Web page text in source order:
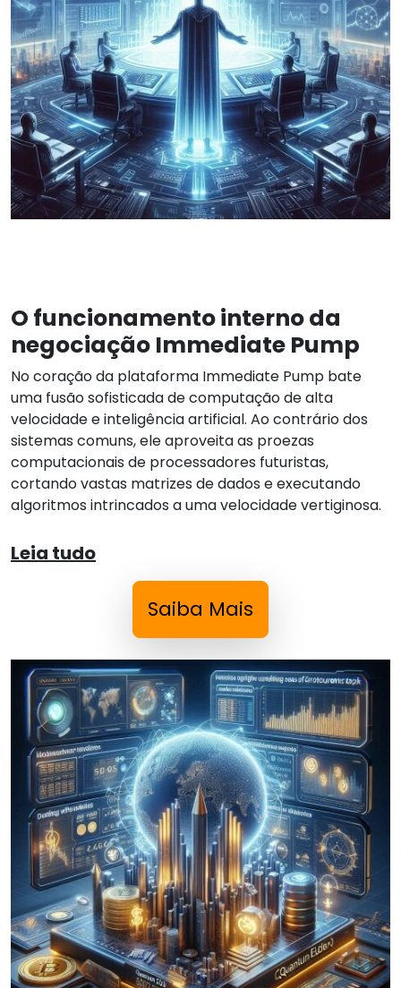
O funcionamento interno da
negociação Immediate Pump
No coração da plataforma Immediate Pump bate
uma fusão sofisticada de computação de alta
velocidade e inteligência artificial. Ao contrário dos
sistemas comuns, ele aproveita as proezas
computacionais de processadores futuristas,
cortando vastas matrizes de dados e executando
algoritmos intrincados a uma velocidade vertiginosa.
Leia tudo
Saiba Mais